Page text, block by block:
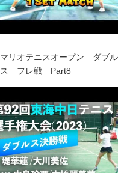
マリオテニスオープン ダブル
ス フレ戦 Part8